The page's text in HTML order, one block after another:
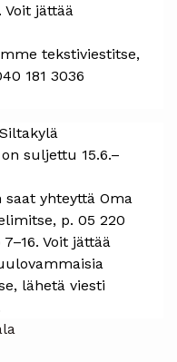
jättää
tekstiviestitse,
181 3036
suljettu 15.6.–
yhteyttä Oma
p. 05 220
Voit jättää
lähetä viesti